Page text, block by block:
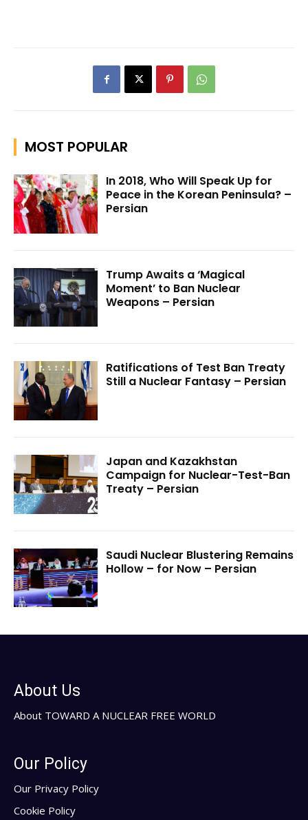
MOST POPULAR
In 2018, Who Will Speak Up for
Peace in the Korean Peninsula? –
Persian
Trump Awaits a ‘Magical
Moment’ to Ban Nuclear
Weapons – Persian
Ratifications of Test Ban Treaty
Still a Nuclear Fantasy – Persian
Japan and Kazakhstan
Campaign for Nuclear-Test-Ban
Treaty – Persian
Saudi Nuclear Blustering Remains
Hollow – for Now – Persian
About Us
About TOWARD A NUCLEAR FREE WORLD
Our Policy
Our Privacy Policy
Cookie Policy